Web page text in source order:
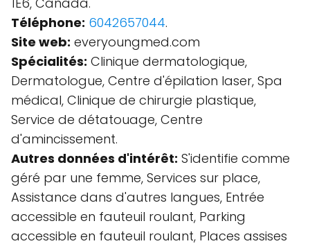
Téléphone: 6042657044.
Site web: everyoungmed.com
Spécialités: Clinique dermatologique,
Dermatologue, Centre d'épilation laser, Spa
médical, Clinique de chirurgie plastique,
Service de détatouage, Centre
d'amincissement.
Autres données d'intérêt: S'identifie comme
géré par une femme, Services sur place,
Assistance dans d'autres langues, Entrée
accessible en fauteuil roulant, Parking
accessible en fauteuil roulant, Places assises